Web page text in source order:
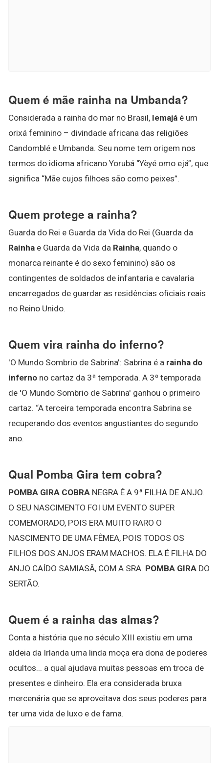
Quem é mãe rainha na Umbanda?
Considerada a rainha do mar no Brasil, Iemajá é um
orixá feminino – divindade africana das religiões
Candomblé e Umbanda. Seu nome tem origem nos
termos do idioma africano Yorubá “Yèyé omo ejá”, que
significa “Mãe cujos filhoes são como peixes”.
Quem protege a rainha?
Guarda do Rei e Guarda da Vida do Rei (Guarda da
Rainha e Guarda da Vida da Rainha, quando o
monarca reinante é do sexo feminino) são os
contingentes de soldados de infantaria e cavalaria
encarregados de guardar as residências oficiais reais
no Reino Unido.
Quem vira rainha do inferno?
'O Mundo Sombrio de Sabrina': Sabrina é a rainha do
inferno no cartaz da 3ª temporada. A 3ª temporada
de 'O Mundo Sombrio de Sabrina' ganhou o primeiro
cartaz. “A terceira temporada encontra Sabrina se
recuperando dos eventos angustiantes do segundo
ano.
Qual Pomba Gira tem cobra?
POMBA GIRA COBRA NEGRA É A 9ª FILHA DE ANJO.
O SEU NASCIMENTO FOI UM EVENTO SUPER
COMEMORADO, POIS ERA MUITO RARO O
NASCIMENTO DE UMA FÊMEA, POIS TODOS OS
FILHOS DOS ANJOS ERAM MACHOS. ELA É FILHA DO
ANJO CAÍDO SAMIASÂ, COM A SRA. POMBA GIRA DO
SERTÃO.
Quem é a rainha das almas?
Conta a história que no século XIII existiu em uma
aldeia da Irlanda uma linda moça era dona de poderes
ocultos... a qual ajudava muitas pessoas em troca de
presentes e dinheiro. Ela era considerada bruxa
mercenária que se aproveitava dos seus poderes para
ter uma vida de luxo e de fama.